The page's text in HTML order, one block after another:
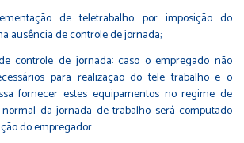
de teletrabalho por imposição do
ausência de controle de jornada;
controle de jornada: caso o empregado não
para realização do tele trabalho e o
fornecer estes equipamentos no regime de
da jornada de trabalho será computado
do empregador.